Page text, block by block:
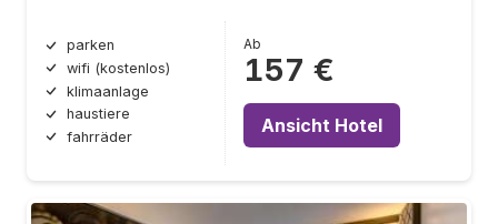
parken
wifi (kostenlos)
klimaanlage
haustiere
fahrräder
Ab
157 €
Ansicht Hotel